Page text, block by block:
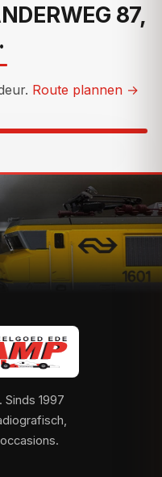
87,
Route plannen →
1997